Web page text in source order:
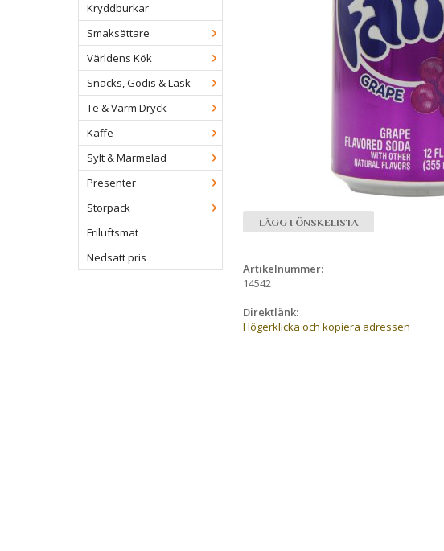
Kryddburkar
Smaksättare
Världens Kök
Snacks, Godis & Läsk
Te & Varm Dryck
Kaffe
Sylt & Marmelad
Presenter
Storpack
Friluftsmat
Nedsatt pris
LÄGG I ÖNSKELISTA
Artikelnummer:
14542
Direktlänk:
Högerklicka och kopiera adressen